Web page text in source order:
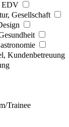
EDV
Gesellschaft
Kundenbetreuung
Trainee